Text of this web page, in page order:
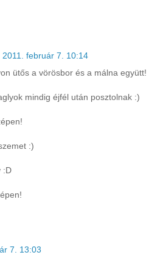
2011. február 7. 10:14
ütős a vörösbor és a málna együtt!
mindig éjfél után posztolnak :)
:)
:D
7. 13:03